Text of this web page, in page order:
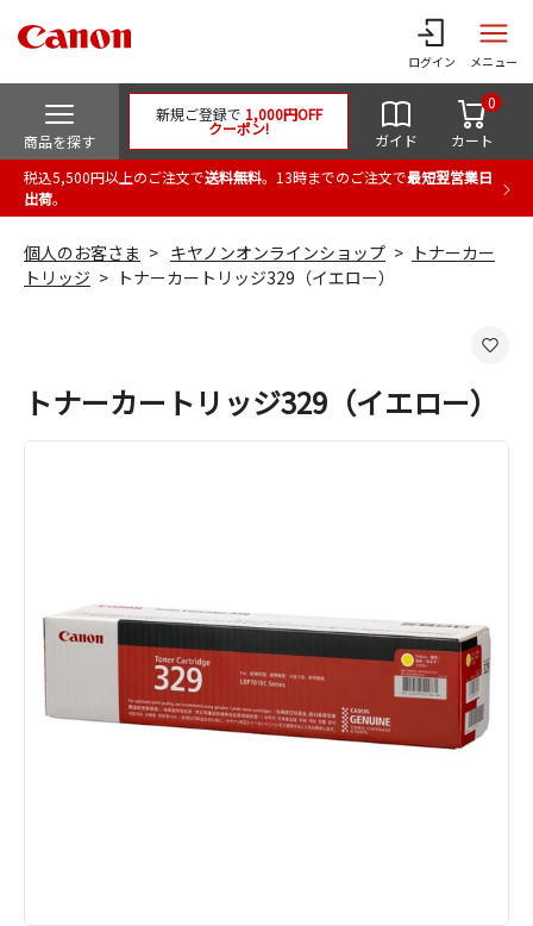
ログイン メニュー
商品を探す
新規ご登録で 1,000円OFF
クーポン!
ガイド カート
0
税込5,500円以上のご注文で送料無料。13時までのご注文で最短翌営業日
出荷。
個人のお客さま キヤノンオンラインショップ
トナーカー
トリッジ
トナーカートリッジ329（イエロー）
トナーカートリッジ329（イエロー）